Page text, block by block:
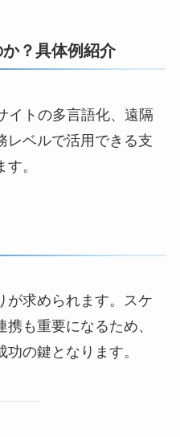
？具体例紹介
イトの多言語化、遠隔
レベルで活用できる支
。
が求められます。スケ
も重要になるため、
の鍵となります。